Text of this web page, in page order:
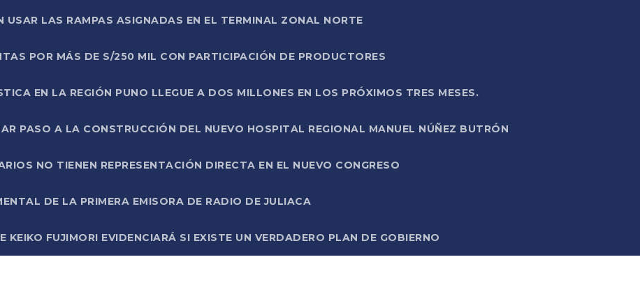
USAR LAS RAMPAS ASIGNADAS EN EL TERMINAL ZONAL NORTE
POR MÁS DE S/250 MIL CON PARTICIPACIÓN DE PRODUCTORES
EN LA REGIÓN PUNO LLEGUE A DOS MILLONES EN LOS PRÓXIMOS TRES MESES.
PASO A LA CONSTRUCCIÓN DEL NUEVO HOSPITAL REGIONAL MANUEL NÚÑEZ BUTRÓN
NO TIENEN REPRESENTACIÓN DIRECTA EN EL NUEVO CONGRESO
DE LA PRIMERA EMISORA DE RADIO DE JULIACA
FUJIMORI EVIDENCIARÁ SI EXISTE UN VERDADERO PLAN DE GOBIERNO